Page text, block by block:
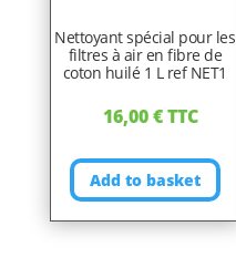
Nettoyant spécial pour les
filtres à air en fibre de
coton huilé 1 L ref NET1
16,00€TTC
Add to basket